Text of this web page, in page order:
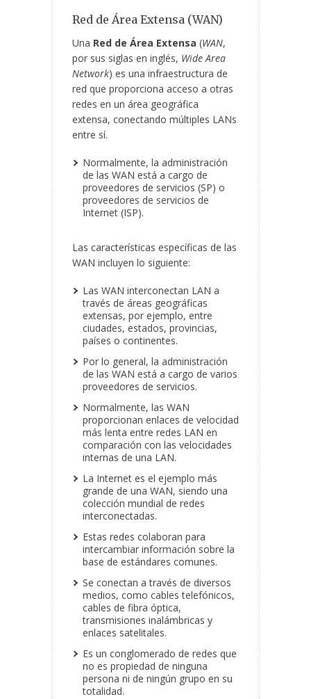
Red de Área Extensa (WAN)
Una Red de Área Extensa (WAN,
por sus siglas en inglés, Wide Area
Network) es una infraestructura de
red que proporciona acceso a otras
redes en un área geográfica
extensa, conectando múltiples LANs
entre sí.
Normalmente, la administración
de las WAN está a cargo de
proveedores de servicios (SP) o
proveedores de servicios de
Internet (ISP).
Las características específicas de las
WAN incluyen lo siguiente:
Las WAN interconectan LAN a
través de áreas geográficas
extensas, por ejemplo, entre
ciudades, estados, provincias,
países o continentes.
Por lo general, la administración
de las WAN está a cargo de varios
proveedores de servicios.
Normalmente, las WAN
proporcionan enlaces de velocidad
más lenta entre redes LAN en
comparación con las velocidades
internas de una LAN.
La Internet es el ejemplo más
grande de una WAN, siendo una
colección mundial de redes
interconectadas.
Estas redes colaboran para
intercambiar información sobre la
base de estándares comunes.
Se conectan a través de diversos
medios, como cables telefónicos,
cables de fibra óptica,
transmisiones inalámbricas y
enlaces satelitales.
Es un conglomerado de redes que
no es propiedad de ninguna
persona ni de ningún grupo en su
totalidad.